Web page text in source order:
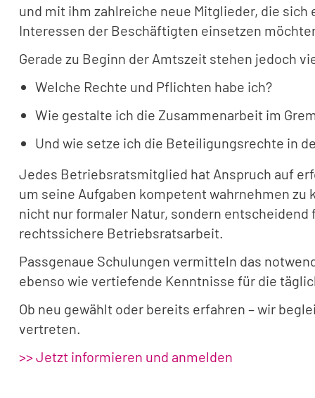
und mit ihm zahlreiche neue Mitglieder, die sich
Interessen der Beschäftigten einsetzen
Gerade zu Beginn der Amtszeit stehen jedoch
Welche Rechte und Pflichten habe ich?
Wie gestalte ich die Zusammenarbeit im
Und wie setze ich die Beteiligungsrechte in
Jedes Betriebsratsmitglied hat Anspruch auf
um seine Aufgaben kompetent wahrnehmen zu
nicht nur formaler Natur, sondern
rechtssichere Betriebsratsarbeit.
Passgenaue Schulungen vermitteln das
ebenso wie vertiefende Kenntnisse für die
Ob neu gewählt oder bereits erfahren – wir
vertreten.
>> Jetzt informieren und anmelden